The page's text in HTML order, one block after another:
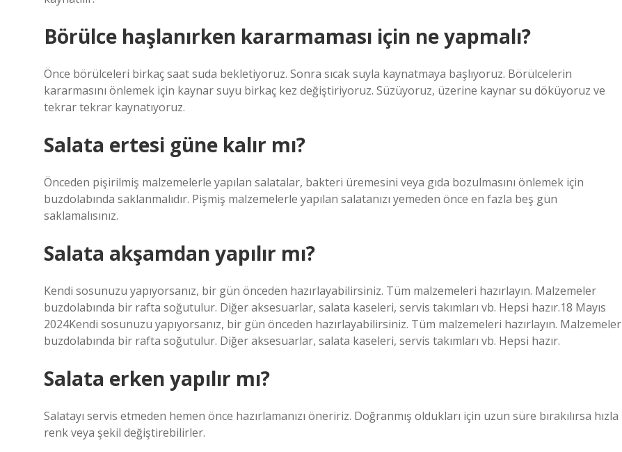
Börülce haşlanırken kararmaması için ne yapmalı?
Önce börülceleri birkaç saat suda bekletiyoruz. Sonra sıcak suyla kaynatmaya başlıyoruz. Börülcelerin
kararmasını önlemek için kaynar suyu birkaç kez değiştiriyoruz. Süzüyoruz, üzerine kaynar su döküyoruz ve
tekrar tekrar kaynatıyoruz.
Salata ertesi güne kalır mı?
Önceden pişirilmiş malzemelerle yapılan salatalar, bakteri üremesini veya gıda bozulmasını önlemek için
buzdolabında saklanmalıdır. Pişmiş malzemelerle yapılan salatanızı yemeden önce en fazla beş gün
saklamalısınız.
Salata akşamdan yapılır mı?
Kendi sosunuzu yapıyorsanız, bir gün önceden hazırlayabilirsiniz. Tüm malzemeleri hazırlayın. Malzemeler
buzdolabında bir rafta soğutulur. Diğer aksesuarlar, salata kaseleri, servis takımları vb. Hepsi hazır.18 Mayıs
2024Kendi sosunuzu yapıyorsanız, bir gün önceden hazırlayabilirsiniz. Tüm malzemeleri hazırlayın. Malzemeler
buzdolabında bir rafta soğutulur. Diğer aksesuarlar, salata kaseleri, servis takımları vb. Hepsi hazır.
Salata erken yapılır mı?
Salatayı servis etmeden hemen önce hazırlamanızı öneririz. Doğranmış oldukları için uzun süre bırakılırsa hızla
renk veya şekil değiştirebilirler.